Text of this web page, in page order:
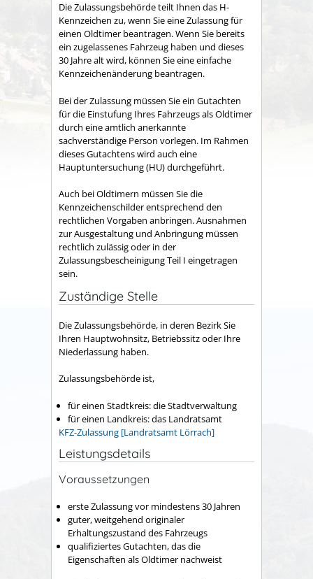
Die Zulassungsbehörde teilt Ihnen das H-
Kennzeichen zu, wenn Sie eine Zulassung für
einen Oldtimer beantragen. Wenn Sie bereits
ein zugelassenes Fahrzeug haben und dieses
30 Jahre alt wird, können Sie eine einfache
Kennzeichenänderung beantragen.
Bei der Zulassung müssen Sie ein Gutachten
für die Einstufung Ihres Fahrzeugs als Oldtimer
durch eine amtlich anerkannte
sachverständige Person vorlegen. Im Rahmen
dieses Gutachtens wird auch eine
Hauptuntersuchung (HU) durchgeführt.
Auch bei Oldtimern müssen Sie die
Kennzeichenschilder entsprechend den
rechtlichen Vorgaben anbringen. Ausnahmen
zur Ausgestaltung und Anbringung müssen
rechtlich zulässig oder in der
Zulassungsbescheinigung Teil I eingetragen
sein.
Zuständige Stelle
Die Zulassungsbehörde, in deren Bezirk Sie
Ihren Hauptwohnsitz, Betriebssitz oder Ihre
Niederlassung haben.
Zulassungsbehörde ist,
für einen Stadtkreis: die Stadtverwaltung
für einen Landkreis: das Landratsamt
KFZ-Zulassung [Landratsamt Lörrach]
Leistungsdetails
Voraussetzungen
erste Zulassung vor mindestens 30 Jahren
guter, weitgehend originaler
Erhaltungszustand des Fahrzeugs
qualifiziertes Gutachten, das die
Eigenschaften als Oldtimer nachweist